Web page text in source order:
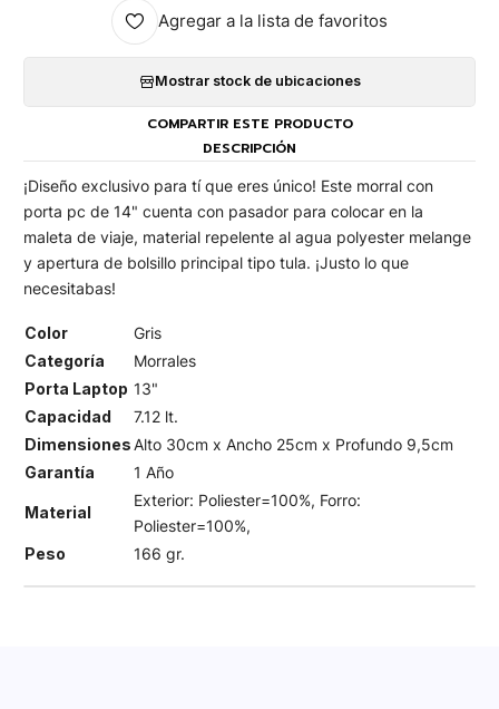
Agregar a la lista de favoritos
Mostrar stock de ubicaciones
COMPARTIR ESTE PRODUCTO
DESCRIPCIÓN
¡Diseño exclusivo para tí que eres único! Este morral con
porta pc de 14" cuenta con pasador para colocar en la
maleta de viaje, material repelente al agua polyester melange
y apertura de bolsillo principal tipo tula. ¡Justo lo que
necesitabas!
Color
Gris
Categoría
Morrales
Porta Laptop 13"
Capacidad
7.12 lt.
Dimensiones Alto 30cm x Ancho 25cm x Profundo 9,5cm
Garantía
1 Año
Material
Exterior: Poliester=100%, Forro:
Poliester=100%,
Peso
166 gr.